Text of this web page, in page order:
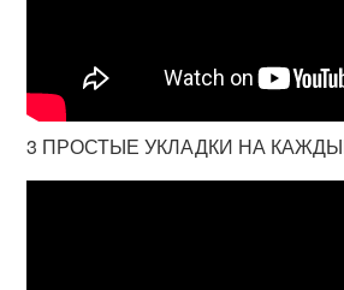
3 ПРОСТЫЕ УКЛАДКИ НА